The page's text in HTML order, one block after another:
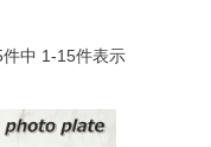
件中 1-15件表示